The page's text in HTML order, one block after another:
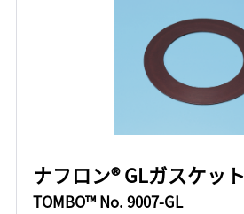
ナフロン® GLガスケット
TOMBO™ No. 9007-GL